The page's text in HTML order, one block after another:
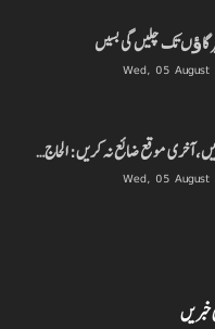
گاﺅں تک چلیں گی بسیں
Wed, 05
آخری موقع ضائع نہ کریں: الحاج…
Wed, 05
خبریں